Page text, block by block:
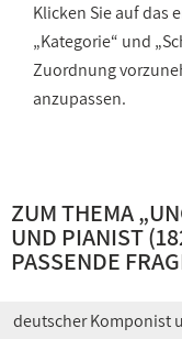
Klicken Sie auf das
„Kategorie“ und
Zuordnung
anzupassen.
ZUM THEMA „
UND PIANIST
PASSENDE
deutscher Komponist